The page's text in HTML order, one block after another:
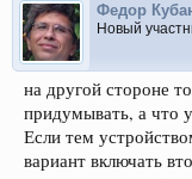
Федор
Новый
на другой стороне
придумывать, а что
Если тем
вариант включать